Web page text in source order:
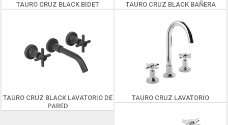
TAURO CRUZ BLACK BIDET TAURO CRUZ BLACK BAÑERA
TAURO CRUZ BLACK LAVATORIO DE
PARED
TAURO CRUZ LAVATORIO